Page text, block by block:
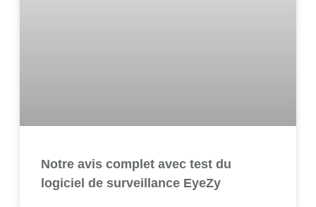
Notre avis complet avec test du
logiciel de surveillance EyeZy